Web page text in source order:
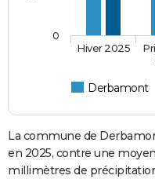
Derbamont
Hiver 2025
0
La commune de
en 2025, contre une
millimètres de